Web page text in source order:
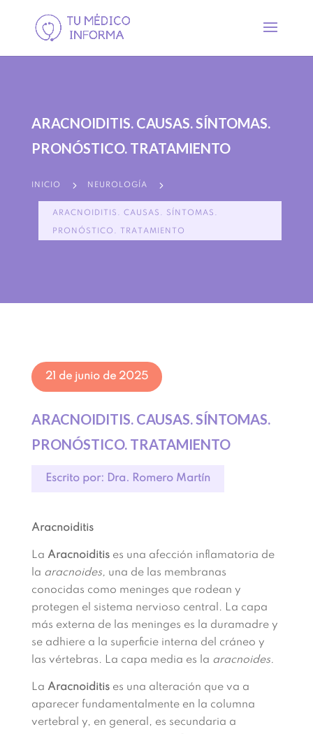
ARACNOIDITIS. CAUSAS. SÍNTOMAS.
PRONÓSTICO. TRATAMIENTO
INICIO 5 NEUROLOGÍA 5
ARACNOIDITIS. CAUSAS. SÍNTOMAS.
PRONÓSTICO. TRATAMIENTO
21 de junio de 2025
ARACNOIDITIS. CAUSAS. SÍNTOMAS.
PRONÓSTICO. TRATAMIENTO
Escrito por: Dra. Romero Martín
Aracnoiditis
La Aracnoiditises una afección inflamatoria de
la aracnoides, una de las membranas
conocidas como meninges que rodean y
protegen el sistema nervioso central. La capa
más externa de las meninges es la duramadre y
se adhiere a la superficie interna del cráneo y
las vértebras. La capa media es la aracnoides.
La Aracnoiditises una alteración que va a
aparecer fundamentalmente en la columna
vertebral y, en general, es secundaria a